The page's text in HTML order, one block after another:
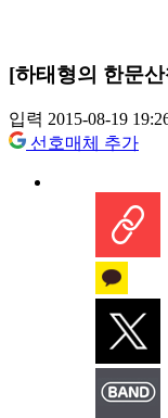
[하태형의 한문
입력 2015-08-19
선호매체 추가